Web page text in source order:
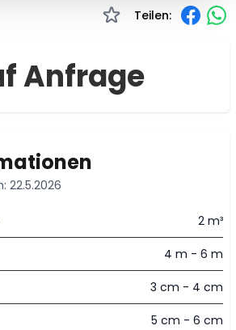
Teilen:
Anfrage
22.5.2026
2 m³
4 m - 6 m
3 cm - 4 cm
5 cm - 6 cm